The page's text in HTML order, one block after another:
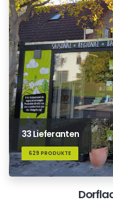
33 Lieferanten
629 PRODUKTE